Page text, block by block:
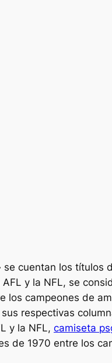
cuentan los títulos
y la NFL, se
los campeones de
respectivas
y la NFL, camiseta
de 1970 entre los